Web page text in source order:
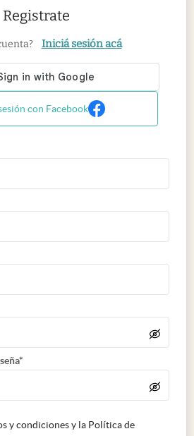
Registrate
Iniciá sesión acá
con Facebook
y condiciones y la Política de